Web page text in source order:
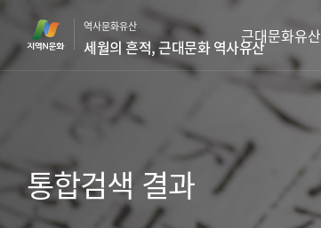
바
로
역사문화유산
세월의 흔적, 근대문화 역사유산
근대문화유산
통합검색 결과